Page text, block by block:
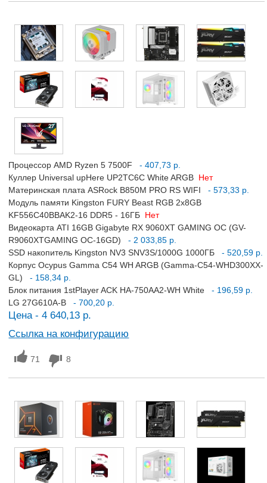
Процессор AMD Ryzen 5 7500F
- 407,73 р.
Куллер Universal upHere UP2TC6C White ARGB Нет
Материнская плата ASRock B850M PRO RS WIFI
- 573,33 р.
Модуль памяти Kingston FURY Beast RGB 2x8GB
KF556C40BBAK2-16 DDR5 - 16ГБ Нет
Видеокарта ATI 16GB Gigabyte RX 9060XT GAMING OC (GV-
R9060XTGAMING OC-16GD)
- 2 033,85 р.
SSD накопитель Kingston NV3 SNV3S/1000G 1000ГБ
- 520,59 р.
Корпус Ocypus Gamma C54 WH ARGB (Gamma-C54-WHD300XX-
GL)
- 158,34 р.
Блок питания 1stPlayer ACK HA-750AA2-WH White
- 196,59 р.
LG 27G610A-B
- 700,20 р.
Цена - 4 640,13 р.
Ссылка на конфигурацию
71 8